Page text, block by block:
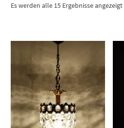
Es werden alle 15 Ergebnisse angezeigt